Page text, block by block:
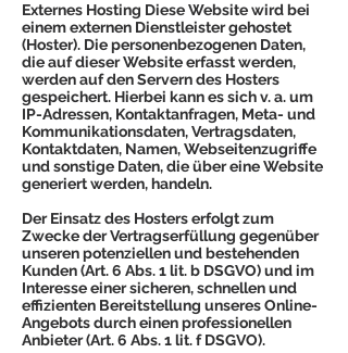
Externes Hosting Diese Website wird bei
einem externen Dienstleister gehostet
(Hoster). Die personenbezogenen Daten,
die auf dieser Website erfasst werden,
werden auf den Servern des Hosters
gespeichert. Hierbei kann es sich v. a. um
IP-Adressen, Kontaktanfragen, Meta- und
Kommunikationsdaten, Vertragsdaten,
Kontaktdaten, Namen, Webseitenzugriffe
und sonstige Daten, die über eine Website
generiert werden, handeln.
Der Einsatz des Hosters erfolgt zum
Zwecke der Vertragserfüllung gegenüber
unseren potenziellen und bestehenden
Kunden (Art. 6 Abs. 1 lit. b DSGVO) und im
Interesse einer sicheren, schnellen und
effizienten Bereitstellung unseres Online-
Angebots durch einen professionellen
Anbieter (Art. 6 Abs. 1 lit. f DSGVO).